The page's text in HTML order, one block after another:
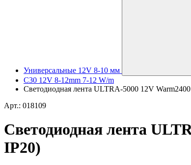
Универсальные 12V 8-10 мм
C30 12V 8-12mm 7-12 W/m
Светодиодная лента ULTRA-5000 12V
Арт.: 018109
Светодиодная лента
IP20)